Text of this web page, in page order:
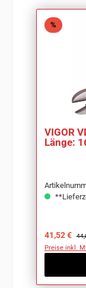
%Rabatt
VIGOR
Länge:
41,52 €
Preise inkl.